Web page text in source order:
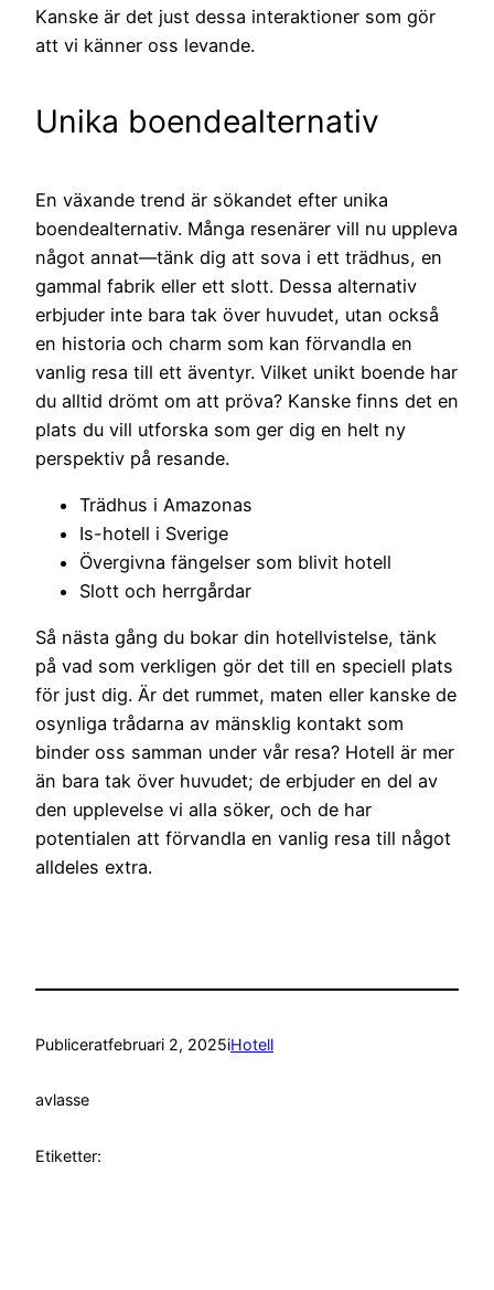
Kanske är det just dessa interaktioner som gör
att vi känner oss levande.
Unika boendealternativ
En växande trend är sökandet efter unika
boendealternativ. Många resenärer vill nu uppleva
något annat—tänk dig att sova i ett trädhus, en
gammal fabrik eller ett slott. Dessa alternativ
erbjuder inte bara tak över huvudet, utan också
en historia och charm som kan förvandla en
vanlig resa till ett äventyr. Vilket unikt boende har
du alltid drömt om att pröva? Kanske finns det en
plats du vill utforska som ger dig en helt ny
perspektiv på resande.
Trädhus i Amazonas
Is-hotell i Sverige
Övergivna fängelser som blivit hotell
Slott och herrgårdar
Så nästa gång du bokar din hotellvistelse, tänk
på vad som verkligen gör det till en speciell plats
för just dig. Är det rummet, maten eller kanske de
osynliga trådarna av mänsklig kontakt som
binder oss samman under vår resa? Hotell är mer
än bara tak över huvudet; de erbjuder en del av
den upplevelse vi alla söker, och de har
potentialen att förvandla en vanlig resa till något
alldeles extra.
Publiceratfebruari 2, 2025iHotell
avlasse
Etiketter: